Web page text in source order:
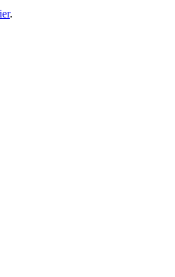
.